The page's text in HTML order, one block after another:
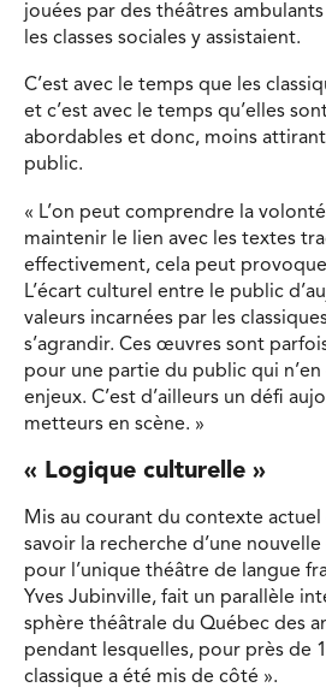
jouées par des théâtres
les classes sociales y assistaient.
C’est avec le temps que les
et c’est avec le temps qu’elles
abordables et donc, moins
public.
« L’on peut comprendre la
maintenir le lien avec les textes
effectivement, cela peut
L’écart culturel entre le public
valeurs incarnées par les
s’agrandir. Ces œuvres sont
pour une partie du public qui
enjeux. C’est d’ailleurs un défi
metteurs en scène. »
« Logique culturelle »
Mis au courant du contexte
savoir la recherche d’une
pour l’unique théâtre de langue
Yves Jubinville, fait un parallèle
sphère théâtrale du Québec des
pendant lesquelles, pour près de
classique a été mis de côté ».